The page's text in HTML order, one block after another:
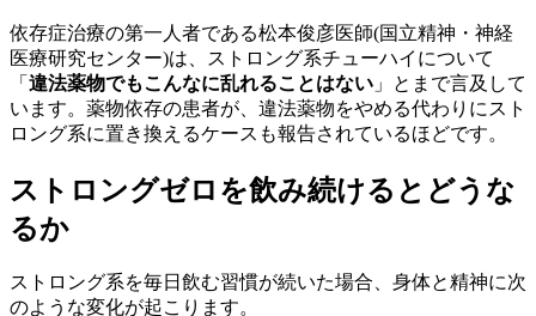
依存症治療の第一人者である松本俊彦医師(国立精神・神経
医療研究センター)は、ストロング系チューハイについて
「 違法薬物でもこんなに乱れることはない 」とまで言及して
います。薬物依存の患者が、違法薬物をやめる代わりにスト
ロング系に置き換えるケースも報告されているほどです。
ストロングゼロを飲み続けるとどうな
るか
ストロング系を毎日飲む習慣が続いた場合、身体と精神に次
のような変化が起こります。